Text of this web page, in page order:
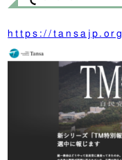
https://